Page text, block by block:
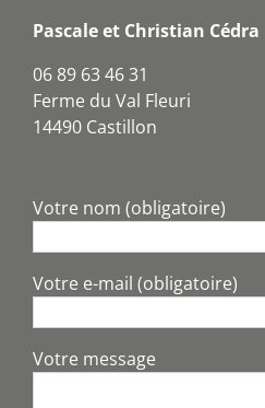
Pascale et Christian Cédra
06 89 63 46 31
Ferme du Val Fleuri
14490 Castillon
Votre nom (obligatoire)
Votre e-mail (obligatoire)
Votre message